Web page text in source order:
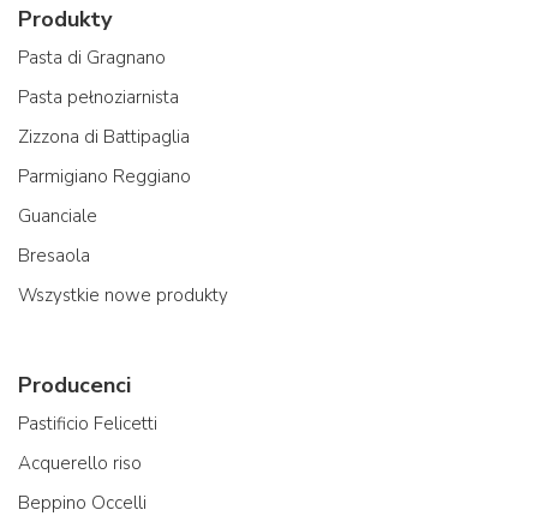
Produkty
Pasta di Gragnano
Pasta pełnoziarnista
Zizzona di Battipaglia
Parmigiano Reggiano
Guanciale
Bresaola
Wszystkie nowe produkty
Producenci
Pastificio Felicetti
Acquerello riso
Beppino Occelli